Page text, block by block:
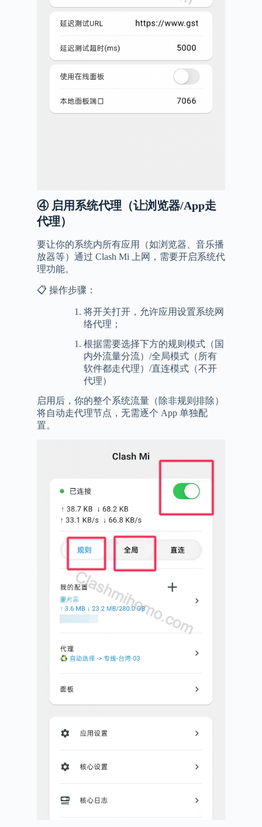
④ 启用系统代理（让浏览器/App走
代理）
要让你的系统内所有应用（如浏览器、音乐播
放器等）通过 Clash Mi 上网，需要开启系统代
理功能。
📋 操作步骤：
将开关打开，允许应用设置系统网
络代理；
根据需要选择下方的规则模式（国
内外流量分流）/全局模式（所有
软件都走代理）/直连模式（不开
代理）
启用后，你的整个系统流量（除非规则排除）
将自动走代理节点，无需逐个 App 单独配
置。